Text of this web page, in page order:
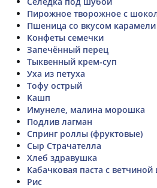
Пирожное творожное с
Пшеница со вкусом карамели
Конфеты семечки
Запечённый перец
Тыквенный крем-суп
Уха из петуха
Тофу острый
Кашп
Имунеле, малина морошка
Подлив лагман
Спринг роллы (фруктовые)
Сыр Страчателла
Хлеб здравушка
Кабачковая паста с ветчиной
Рис